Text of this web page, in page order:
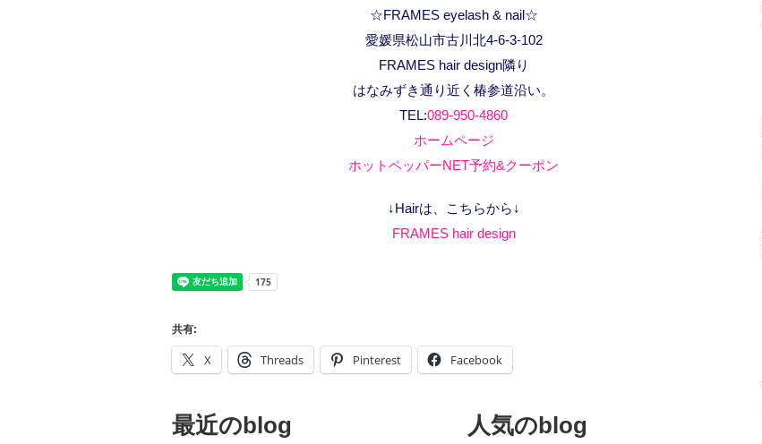
☆FRAMES eyelash & nail☆
愛媛県松山市古川北4-6-3-102
FRAMES hair design隣り
はなみずき通り近く椿参道沿い。
TEL:089-950-4860
ホームページ
ホットペッパーNET予約&クーポン
↓Hairは、こちらから↓
FRAMES hair design
共有:
X Threads Pinterest Facebook
最近のblog 人気のblog